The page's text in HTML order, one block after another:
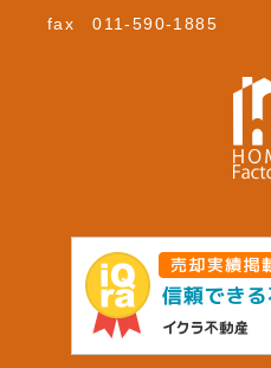
fax
011-590-1885